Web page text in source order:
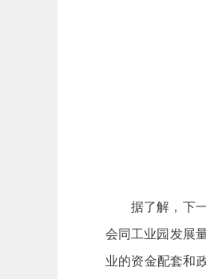
据了解，下
会同工业园发展
业的资金配套和